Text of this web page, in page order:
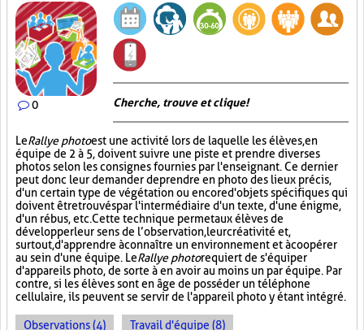
0 Cherche, trouve et clique !
LeRallye photoest une activité lors de laquelle les élèves, en
équipe de 2 à 5, doivent suivre une piste et prendre diverses
photos selon les consignes fournies par l'enseignant. Ce dernier
peut donc leur demander de prendre en photo des lieux précis,
d'un certain type de végétation ou encore d'objets spécifiques qui
doivent être trouvés par l'intermédiaire d'un texte, d'une énigme,
d'un rébus, etc. Cette technique permet aux élèves de
développer leur sens de l’observation, leur créativité et,
surtout, d'apprendre à connaître un environnement et à coopérer
au sein d'une équipe. LeRallye photorequiert de s'équiper
d'appareils photo, de sorte à en avoir au moins un par équipe. Par
contre, si les élèves sont en âge de posséder un téléphone
cellulaire, ils peuvent se servir de l'appareil photo y étant intégré.
Observations (4) Travail d'équipe (8)